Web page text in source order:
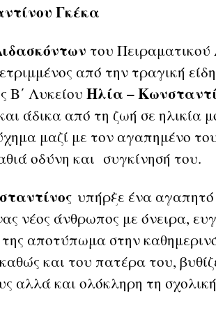
Γκέκα
του
από την τραγική
Β΄ Λυκείου Ηλία –
άδικα από τη ζωή σε ηλικία
μαζί με τον αγαπημένο
οδύνη και συγκίνησή του.
υπήρξε ένα αγαπητό
νέος άνθρωπος με όνειρα,
αποτύπωμα στην
και του πατέρα του,
αλλά και ολόκληρη τη